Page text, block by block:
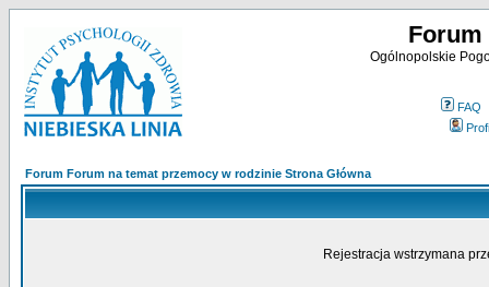
Forum
Ogólnopolskie
FAQ
Forum Forum na temat przemocy w rodzinie Strona Główna
Rejestracja wstrzymana